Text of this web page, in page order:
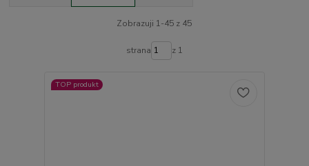
Zobrazuji 1-45 z 45
strana z 1
TOP produkt